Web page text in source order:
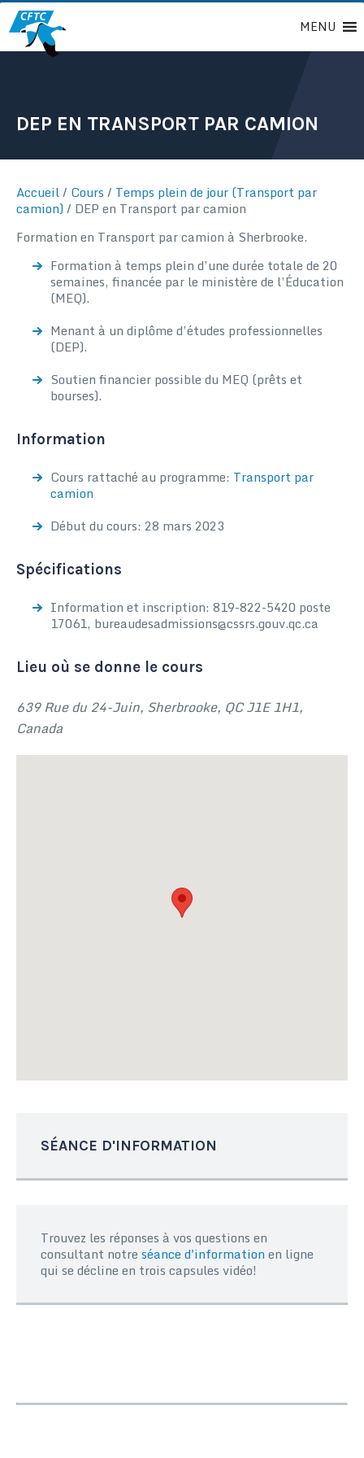
Passer
au
contenu
MENU
DEP EN TRANSPORT PAR CAMION
Accueil/ Cours / Temps plein de jour (Transport par
camion) / DEP en Transport par camion
Formation en Transport par camion à Sherbrooke.
Formation à temps plein d’une durée totale de 20
semaines, financée par le ministère de l’Éducation
(MEQ).
Menant à un diplôme d’études professionnelles
(DEP).
Soutien financier possible du MEQ (prêts et
bourses).
Information
Cours rattaché au programme: Transport par
camion
Début du cours: 28 mars 2023
Spécifications
Information et inscription: 819-822-5420 poste
17061, bureaudesadmissions@cssrs.gouv.qc.ca
Lieu où se donne le cours
639 Rue du 24-Juin, Sherbrooke, QC J1E 1H1,
Canada
SÉANCE D'INFORMATION
Trouvez les réponses à vos questions en
consultant notre séance d'information en ligne
qui se décline en trois capsules vidéo!